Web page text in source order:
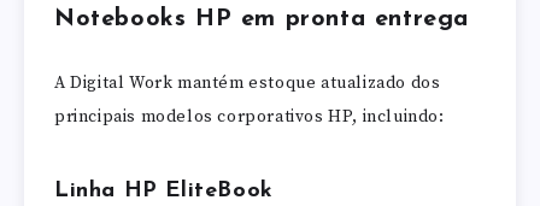
Notebooks HP em pronta entrega
A Digital Work mantém estoque atualizado dos
principais modelos corporativos HP, incluindo:
Linha HP EliteBook